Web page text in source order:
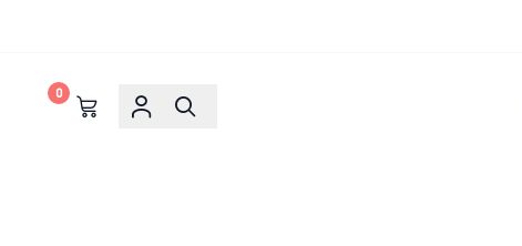
0